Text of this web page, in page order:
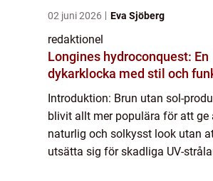
02 juni 2026 Eva Sjöberg
redaktionel
Longines hydroconquest: En
dykarklocka med stil och
Introduktion: Brun utan sol-
blivit allt mer populära för att ge
naturlig och solkysst look utan
utsätta sig för skadliga UV-